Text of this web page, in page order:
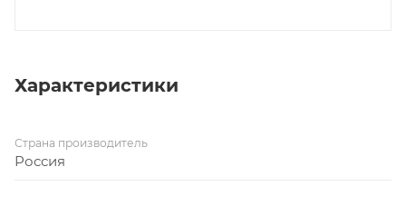
Характеристики
Страна производитель
Россия